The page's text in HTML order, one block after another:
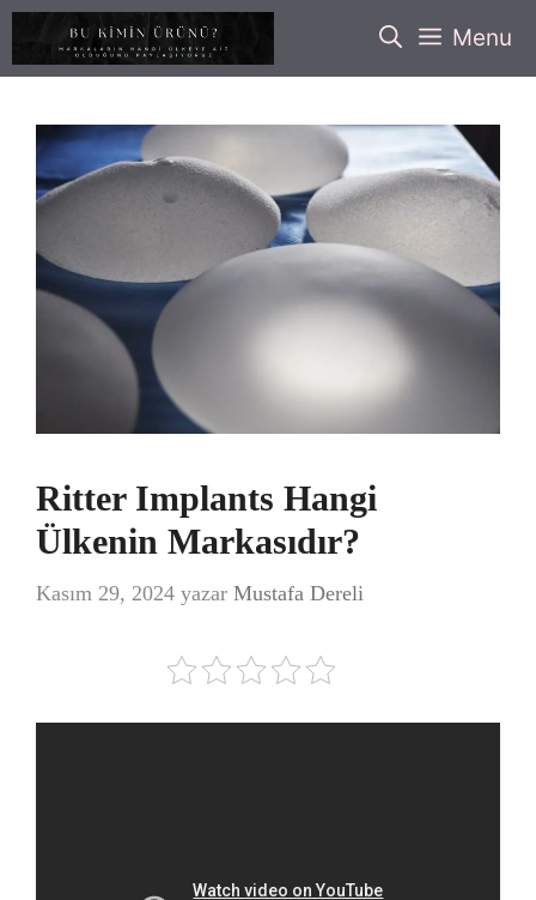
İçeriğe
Menu
Ritter Implants Hangi
Ülkenin Markasıdır?
Kasım 29, 2024 yazar Mustafa Dereli